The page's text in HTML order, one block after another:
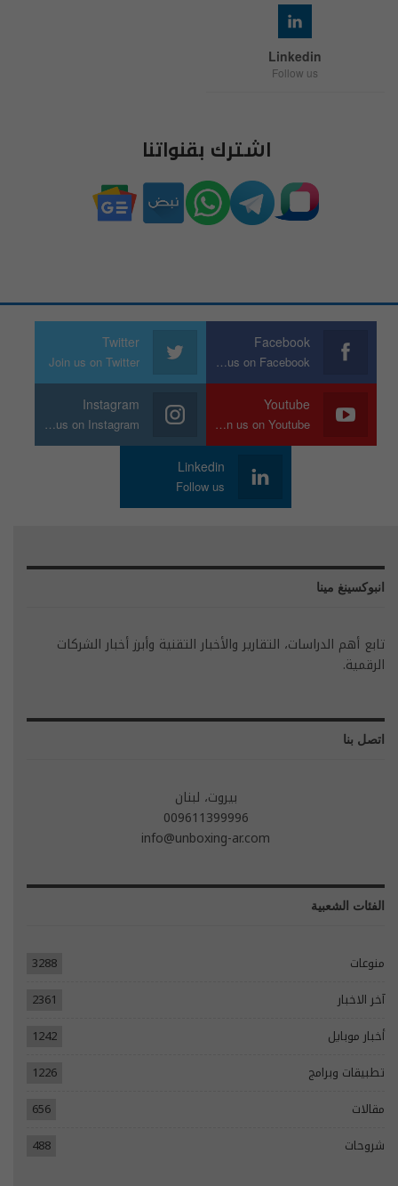
Linkedin
Follow us
اشترك بقنواتنا
Facebook
Join us on Facebook
Twitter
Join us on Twitter
Youtube
Join us on Youtube
Instagram
Join us on Instagram
Linkedin
Follow us
انبوكسينغ مينا
تابع أهم الدراسات، التقارير والأخبار التقنية وأبرز أخبار الشركات
الرقمية.
اتصل بنا
بيروت، لبنان
009611399996
info@unboxing-ar.com
الفئات الشعبية
منوعات
3288
آخر الاخبار
2361
أخبار موبايل
1242
تطبيقات وبرامج
1226
مقالات
656
شروحات
488